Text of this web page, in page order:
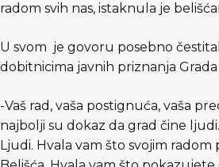
radom svih nas, istaknula je
U svom je govoru posebno
dobitnicima javnih priznanja Grada
-Vaš rad, vaša postignuća, vaša
najbolji su dokaz da grad čine
Ljudi. Hvala vam što svojim